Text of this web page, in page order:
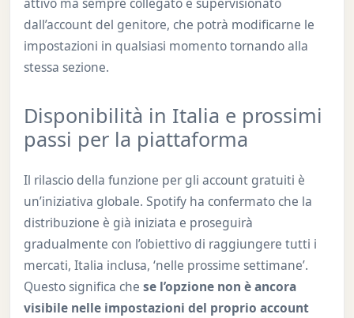
dall’account del genitore, che potrà modificarne le
impostazioni in qualsiasi momento tornando alla
stessa sezione.
Disponibilità in Italia e prossimi
passi per la piattaforma
Il rilascio della funzione per gli account gratuiti è
un’iniziativa globale. Spotify ha confermato che la
distribuzione è già iniziata e proseguirà
gradualmente con l’obiettivo di raggiungere tutti i
mercati, Italia inclusa, ‘nelle prossime settimane’.
Questo significa che se l’opzione non è ancora
visibile nelle impostazioni del proprio account